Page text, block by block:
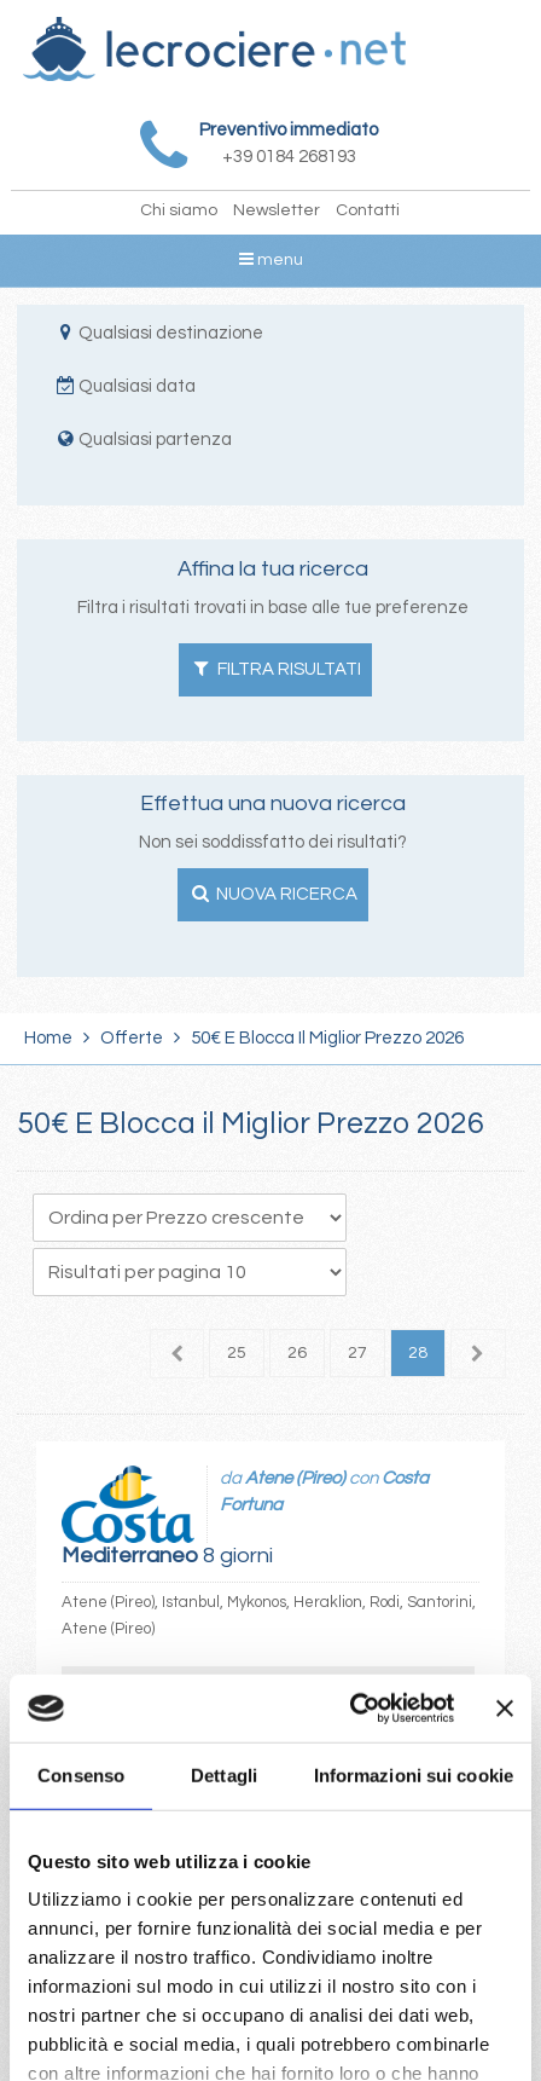
Consenso Dettagli Informazioni sui cookie
Questo sito web utilizza i cookie
Utilizziamo i cookie per personalizzare contenuti ed
annunci, per fornire funzionalità dei social media e per
analizzare il nostro traffico. Condividiamo inoltre
informazioni sul modo in cui utilizzi il nostro sito con i
nostri partner che si occupano di analisi dei dati web,
pubblicità e social media, i quali potrebbero combinarle
con altre informazioni che hai fornito loro o che hanno
Preventivo immediato
+39 0184 268193
Chi siamo Newsletter Contatti
menu
Qualsiasi destinazione
Qualsiasi data
Qualsiasi partenza
Affina la tua ricerca
Filtra i risultati trovati in base alle tue preferenze
FILTRA RISULTATI
Effettua una nuova ricerca
Non sei soddissfatto dei risultati?
NUOVA RICERCA
Home Offerte 50€ E Blocca Il Miglior Prezzo 2026
50€ E Blocca il Miglior Prezzo 2026
24 25 26 27 28
Mediterraneo8 giorni
daAtene (Pireo)con Costa
Fortuna
Atene (Pireo), Istanbul, Mykonos, Heraklion, Rodi, Santorini,
Atene (Pireo)
14/08/2026
€ 1.329
€ 1.209
€ 1.209
DETTAGLI
daBari